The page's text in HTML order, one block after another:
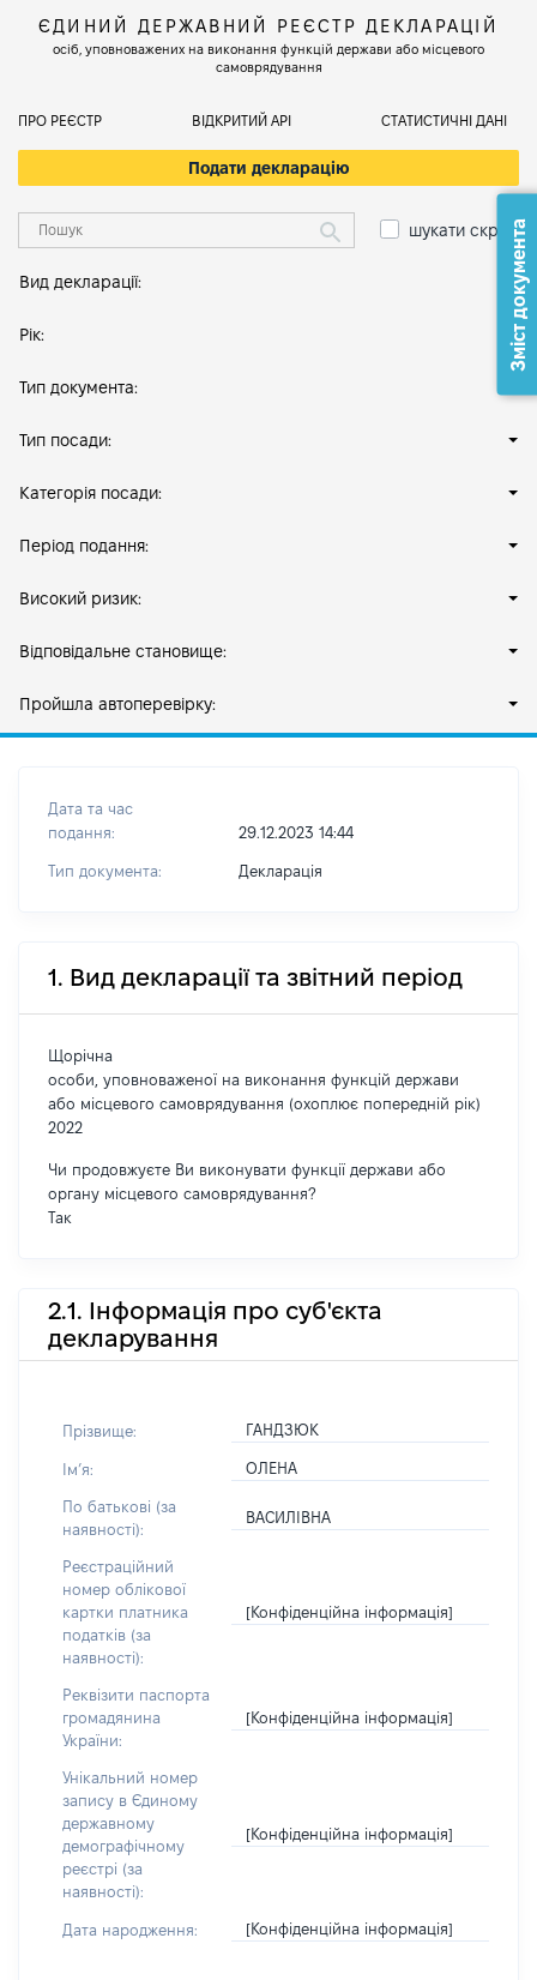
ЄДИНИЙ ДЕРЖАВНИЙ РЕЄСТР ДЕКЛАРАЦІЙ
осіб, уповноважених на виконання функцій держави або місцевого
самоврядування
ПРО РЕЄСТР ВІДКРИТИЙ АРІ СТАТИСТИЧНІ ДАНІ
Подати декларацію
шукати скрізь
Вид декларації:
Рік:
Тип документа:
Тип посади:
Категорія посади:
Період подання:
Високий ризик:
Відповідальне становище:
Пройшла автоперевірку:
Дата та час
подання:
29.12.2023 14:44
Тип документа: Декларація
1. Вид декларації та звітний період
Щорічна
особи, уповноваженої на виконання функцій держави
або місцевого самоврядування (охоплює попередній рік)
2022
Чи продовжуєте Ви виконувати функції держави або
органу місцевого самоврядування?
Так
2.1. Інформація про суб'єкта
декларування
Прізвище: ГАНДЗЮК
Імʼя: ОЛЕНА
По батькові (за
наявності):
ВАСИЛІВНА
Реєстраційний
номер облікової
картки платника
податків (за
наявності):
[Конфіденційна інформація]
Реквізити паспорта
громадянина
України:
[Конфіденційна інформація]
Унікальний номер
запису в Єдиному
державному
демографічному
реєстрі (за
наявності):
[Конфіденційна інформація]
Дата народження: [Конфіденційна інформація]
Зміст документа